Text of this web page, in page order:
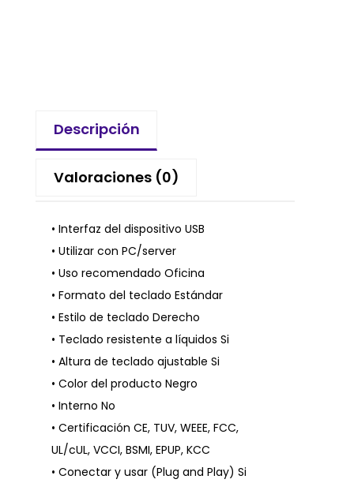
Descripción
Valoraciones (0)
• Interfaz del dispositivo USB
• Utilizar con PC/server
• Uso recomendado Oficina
• Formato del teclado Estándar
• Estilo de teclado Derecho
• Teclado resistente a líquidos Si
• Altura de teclado ajustable Si
• Color del producto Negro
• Interno No
• Certificación CE, TUV, WEEE, FCC,
UL/cUL, VCCI, BSMI, EPUP, KCC
• Conectar y usar (Plug and Play) Si